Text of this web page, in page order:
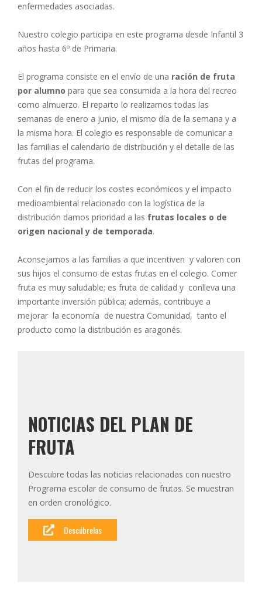
enfermedades asociadas.
Nuestro colegio participa en este programa desde Infantil 3
años hasta 6º de Primaria.
El programa consiste en el envío de una ración de fruta
por alumno para que sea consumida a la hora del recreo
como almuerzo. El reparto lo realizamos todas las
semanas de enero a junio, el mismo día de la semana y a
la misma hora. El colegio es responsable de comunicar a
las familias el calendario de distribución y el detalle de las
frutas del programa.
Con el fin de reducir los costes económicos y el impacto
medioambiental relacionado con la logística de la
distribución damos prioridad a las frutas locales o de
origen nacional y de temporada.
Aconsejamos a las familias a que incentiven y valoren con
sus hijos el consumo de estas frutas en el colegio. Comer
fruta es muy saludable; es fruta de calidad y conlleva una
importante inversión pública; además, contribuye a
mejorar la economía de nuestra Comunidad, tanto el
producto como la distribución es aragonés.
NOTICIAS DEL PLAN DE
FRUTA
Descubre todas las noticias relacionadas con nuestro
Programa escolar de consumo de frutas. Se muestran
en orden cronológico.
Descúbrelas